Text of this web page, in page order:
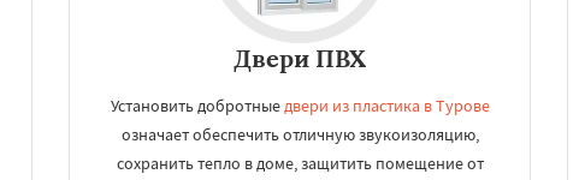
Двери ПВХ
Установить добротныедвери из пластика в Турове
означает обеспечить отличную звукоизоляцию,
сохранить тепло в доме, защитить помещение от